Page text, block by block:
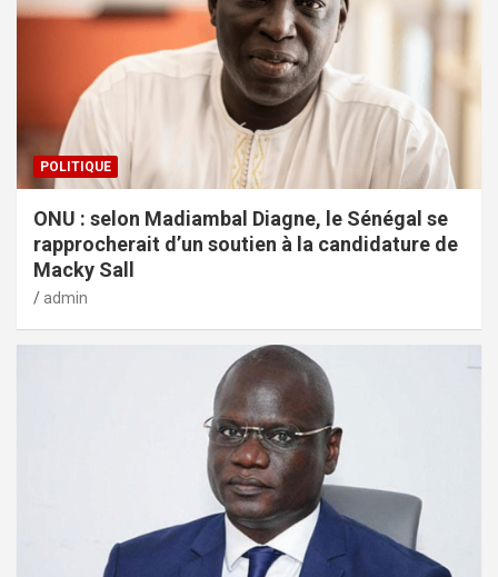
POLITIQUE
ONU : selon Madiambal Diagne, le Sénégal se
rapprocherait d’un soutien à la candidature de
Macky Sall
admin